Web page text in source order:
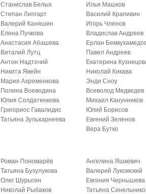
Станислав Белых
Степан Липгарт
Валерий Каняшин
Елена Пучкова
Анастасия Абашева
Виталий Лутц
Антон Надточий
Никита Явейн
Мария Ахременкова
Полина Воеводина
Юлия Солдатенкова
Григориос Гавалидис
Татьяна Зульхарнеева
Илья Машков
Василий Крапивин
Игорь Членов
Владислав Андреев
Ерлан
Павел Андреев
Екатерина
Николай Кикава
Энди Сноу
Всеволод Медведев
Михаил Канунников
Юлий Борисов
Евгений Зеленов
Вера Бутко
Роман Пономарёв
Татьяна Бузулукова
Олег Шурыгин
Николай Рыбаков
Ангелина Яшкевич
Валерий Лукомский
Евгения Чернышева
Татьяна